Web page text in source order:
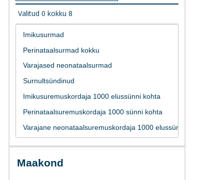
Valitud 0 kokku 8
Maakond